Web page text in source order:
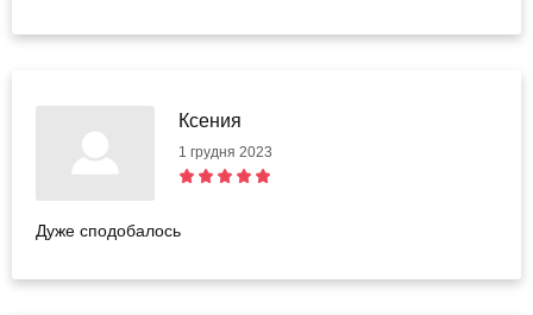
Ксения
1 грудня 2023
Дуже сподобалось